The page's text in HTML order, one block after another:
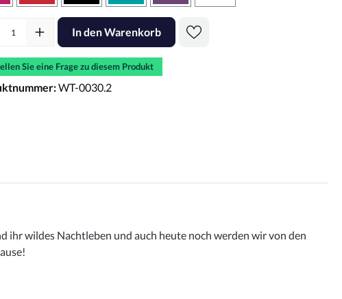
Anzahl: Gib den gewünschten Wert ein oder benutze die Schaltflächen
In den Warenkorb
Sie eine Frage zu diesem Produkt
WT-0030.2
ihr wildes Nachtleben und auch heute noch werden wir von den